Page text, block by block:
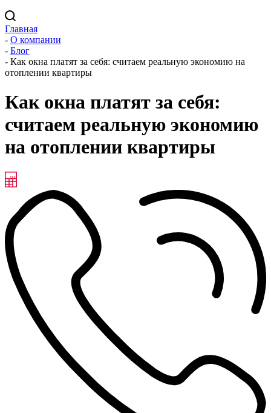
Главная
- О компании
- Блог
- Как окна платят за себя: считаем реальную экономию на
отоплении квартиры
Как окна платят за себя:
считаем реальную экономию
на отоплении квартиры